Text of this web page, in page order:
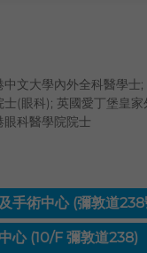
eShop
中文大學內外全科醫學士
士(眼科); 英國愛丁堡皇
眼科醫學院院士
手術中心 (彌敦道238
心 (10/F 彌敦道238)